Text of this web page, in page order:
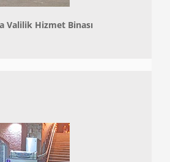
Valilik Hizmet Binası